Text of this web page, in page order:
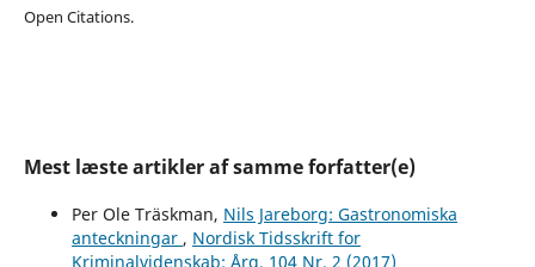
Open Citations.
Mest læste artikler af samme forfatter(e)
Per Ole Träskman, Nils Jareborg: Gastronomiska
anteckningar , Nordisk Tidsskrift for
Kriminalvidenskab: Årg. 104 Nr. 2 (2017)